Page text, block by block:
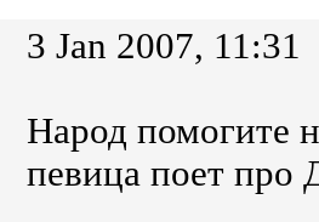
3 Jan 2007, 11:31
Народ помогите
певица поет про